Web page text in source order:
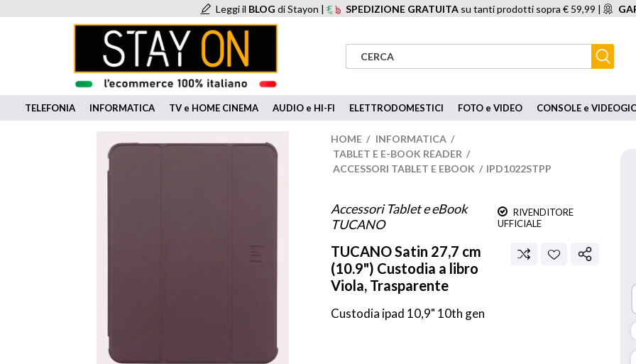
Leggi il BLOG di Stayon | SPEDIZIONE GRATUITA su tanti prodotti sopra € 59,99 |
TELEFONIA INFORMATICA TV e HOME CINEMA AUDIO e HI-FI ELETTRODOMESTICI FOTO e VIDEO CONSOLE e
HOME / INFORMATICA /
TABLET E E-BOOK READER /
ACCESSORI TABLET E EBOOK / IPD1022STPP
Accessori Tablet e eBook
TUCANO
RIVENDITORE
UFFICIALE
TUCANOSatin 27,7 cm
(10.9") Custodia a libro
Viola, Trasparente
Custodia ipad 10,9" 10th gen